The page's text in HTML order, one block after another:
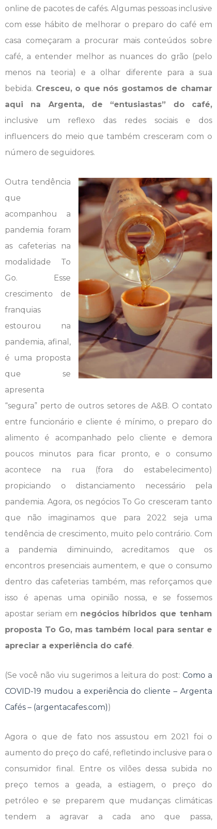
online de pacotes de cafés. Algumas pessoas inclusive
com esse hábito de melhorar o preparo do café em
casa começaram a procurar mais conteúdos sobre
café, a entender melhor as nuances do grão (pelo
menos na teoria) e a olhar diferente para a sua
bebida. Cresceu, o que nós gostamos de chamar
aqui na Argenta, de “entusiastas” do café,
inclusive um reflexo das redes sociais e dos
influencers do meio que também cresceram com o
número de seguidores.
Outra tendência
que
acompanhou a
pandemia foram
as cafeterias na
modalidade To
Go. Esse
crescimento de
franquias
estourou na
pandemia, afinal,
é uma proposta
que se
apresenta
“segura” perto de outros setores de A&B. O contato
entre funcionário e cliente é mínimo, o preparo do
alimento é acompanhado pelo cliente e demora
poucos minutos para ficar pronto, e o consumo
acontece na rua (fora do estabelecimento)
propiciando o distanciamento necessário pela
pandemia. Agora, os negócios To Go cresceram tanto
que não imaginamos que para 2022 seja uma
tendência de crescimento, muito pelo contrário. Com
a pandemia diminuindo, acreditamos que os
encontros presenciais aumentem, e que o consumo
dentro das cafeterias também, mas reforçamos que
isso é apenas uma opinião nossa, e se fossemos
apostar seriam em negócios híbridos que tenham
proposta To Go, mas também local para sentar e
apreciar a experiência do café.
(Se você não viu sugerimos a leitura do post: Como a
COVID-19 mudou a experiência do cliente – Argenta
Cafés – (argentacafes.com))
Agora o que de fato nos assustou em 2021 foi o
aumento do preço do café, refletindo inclusive para o
consumidor final. Entre os vilões dessa subida no
preço temos a geada, a estiagem, o preço do
petróleo e se preparem que mudanças climáticas
tendem a agravar a cada ano que passa,